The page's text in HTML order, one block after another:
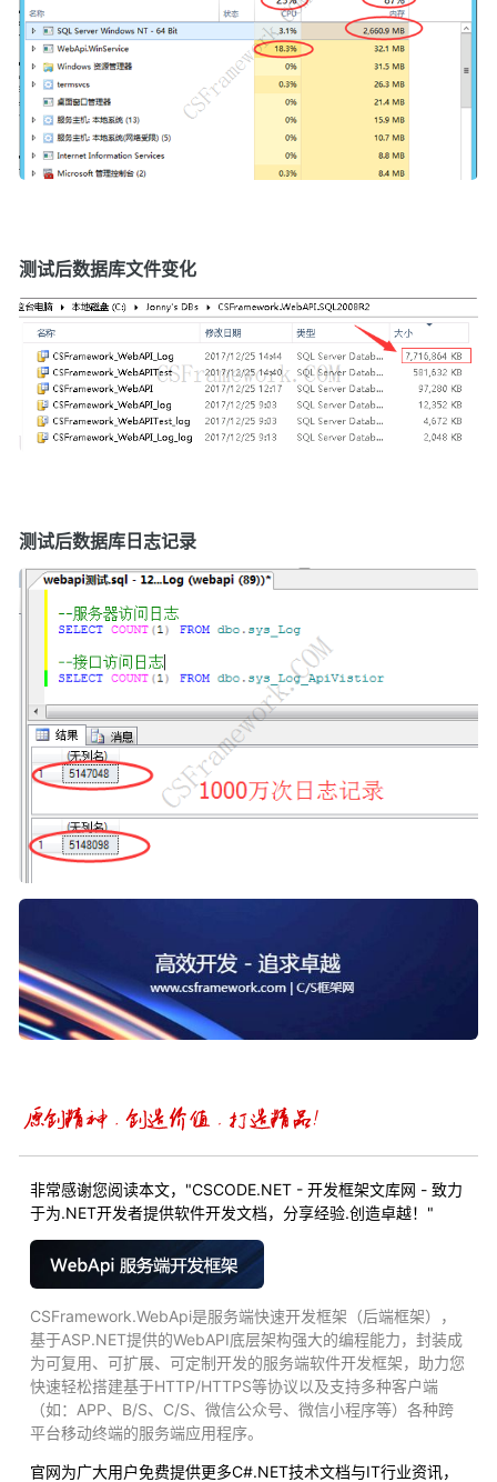
测试后数据库文件变化
测试后数据库日志记录
非常感谢您阅读本文，"CSCODE.NET - 开发框架文库网 - 致力
于为.NET开发者提供软件开发文档，分享经验.创造卓越！"
CSFramework.WebApi是服务端快速开发框架（后端框架），
基于ASP.NET提供的WebAPI底层架构强大的编程能力，封装成
为可复用、可扩展、可定制开发的服务端软件开发框架，助力您
快速轻松搭建基于HTTP/HTTPS等协议以及支持多种客户端
（如：APP、B/S、C/S、微信公众号、微信小程序等）各种跨
平台移动终端的服务端应用程序。
官网为广大用户免费提供更多C#.NET技术文档与IT行业资讯，